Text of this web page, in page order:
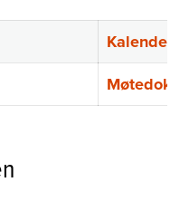
Kalender